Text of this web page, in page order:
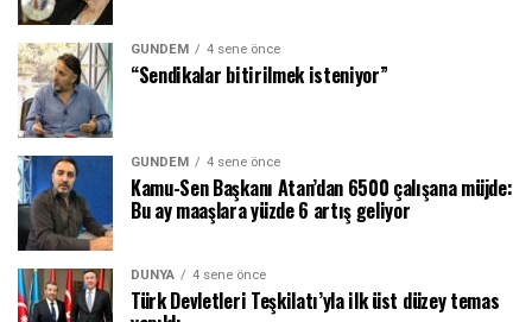
GÜNDEM 4 sene önce
“Sendikalar bitirilmek isteniyor”
GÜNDEM 4 sene önce
Kamu-Sen Başkanı Atan’dan 6500 çalışana müjde:
Bu ay maaşlara yüzde 6 artış geliyor
DÜNYA 4 sene önce
Türk Devletleri Teşkilatı’yla ilk üst düzey temas